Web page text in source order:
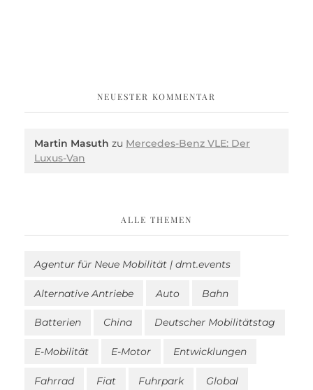
NEUESTER KOMMENTAR
Martin Masuth zu Mercedes-Benz VLE: Der
Luxus-Van
ALLE THEMEN
Agentur für Neue Mobilität | dmt.events
Alternative Antriebe Auto Bahn
Batterien China Deutscher Mobilitätstag
E-Mobilität E-Motor Entwicklungen
Fahrrad Fiat Fuhrpark Global